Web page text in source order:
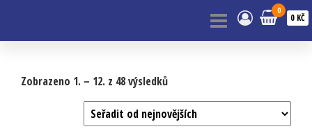
0
0 KČ
Zobrazeno 1. – 12. z 48 výsledků